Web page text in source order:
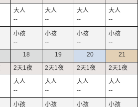
--
--
--
--
--
--
--
--
18
--
19
--
20
--
21
--